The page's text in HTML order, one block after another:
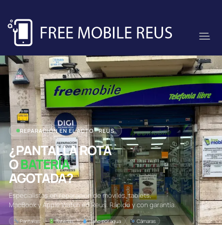
REPARACIÓN EN EL ACTO · REUS
¿PANTALLA ROTA
OBATERÍA
AGOTADA?
Especialistas en reparación de móviles, tablets,
MacBook y Apple Watch en Reus. Rápido y con garantía.
Pantallas Baterías Daño por agua Cámaras